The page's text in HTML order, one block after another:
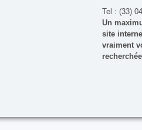
Tel : (33)
Un
site
vraiment